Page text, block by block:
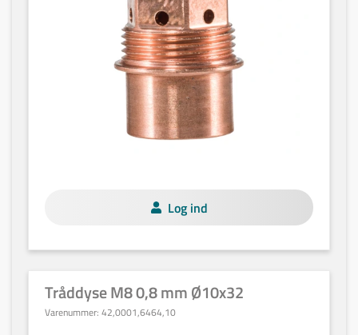
Log ind
Tråddyse M8 0,8 mm Ø10x32
Varenummer: 42,0001,6464,10